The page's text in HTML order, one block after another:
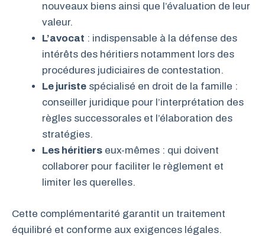
nouveaux biens ainsi que l’évaluation de leur
valeur.
L’avocat : indispensable à la défense des
intérêts des héritiers notamment lors des
procédures judiciaires de contestation.
Le juriste spécialisé en droit de la famille :
conseiller juridique pour l’interprétation des
règles successorales et l’élaboration des
stratégies.
Les héritiers eux-mêmes : qui doivent
collaborer pour faciliter le règlement et
limiter les querelles.
Cette complémentarité garantit un traitement
équilibré et conforme aux exigences légales.